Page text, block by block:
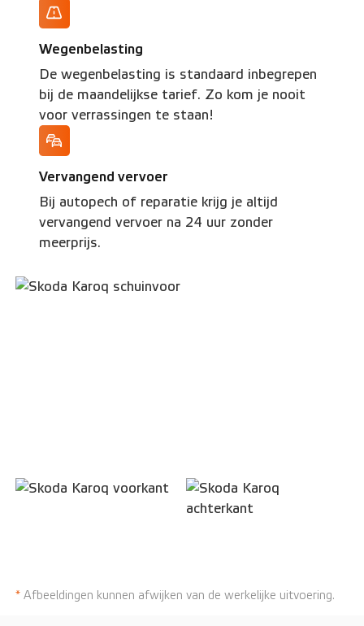
Wegenbelasting
De wegenbelasting is standaard inbegrepen
bij de maandelijkse tarief. Zo kom je nooit
voor verrassingen te staan!
Vervangend vervoer
Bij autopech of reparatie krijg je altijd
vervangend vervoer na 24 uur zonder
meerprijs.
* Afbeeldingen kunnen afwijken van de werkelijke uitvoering.